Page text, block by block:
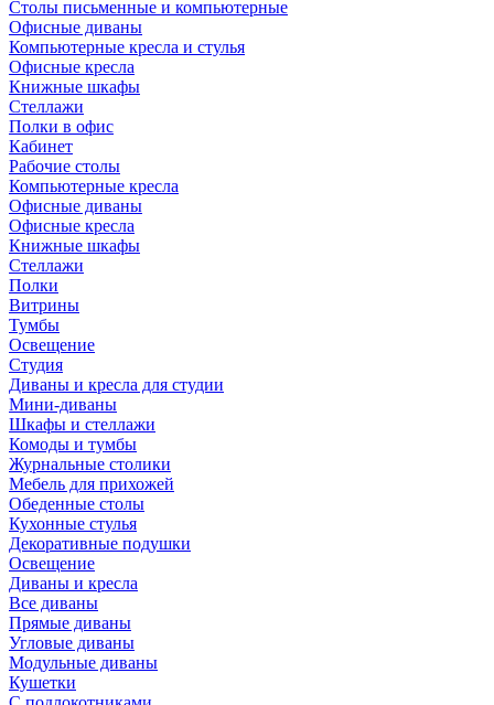
Столы письменные и компьютерные
Офисные диваны
Компьютерные кресла и стулья
Офисные кресла
Книжные шкафы
Стеллажи
Полки в офис
Кабинет
Рабочие столы
Компьютерные кресла
Офисные диваны
Офисные кресла
Книжные шкафы
Стеллажи
Полки
Витрины
Тумбы
Освещение
Студия
Диваны и кресла для студии
Мини-диваны
Шкафы и стеллажи
Комоды и тумбы
Журнальные столики
Мебель для прихожей
Обеденные столы
Кухонные стулья
Декоративные подушки
Освещение
Диваны и кресла
Все диваны
Прямые диваны
Угловые диваны
Модульные диваны
Кушетки